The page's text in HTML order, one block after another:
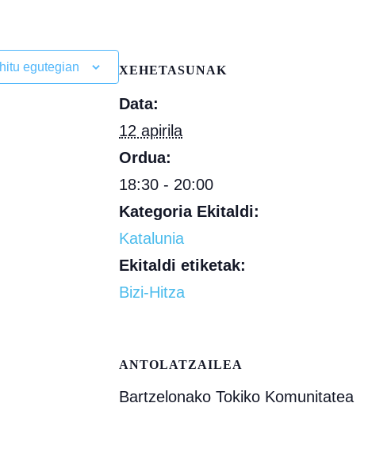
egutegian XEHETASUNAK
Data:
12 apirila
Ordua:
18:30 - 20:00
Kategoria Ekitaldi:
Katalunia
Ekitaldi etiketak:
Bizi-Hitza
ANTOLATZAILEA
Bartzelonako Tokiko Komunitatea